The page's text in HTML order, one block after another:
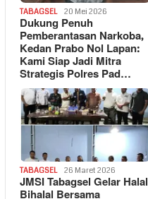
TABAGSEL 20 Mei 2026
Dukung Penuh
Pemberantasan Narkoba,
Kedan Prabo Nol Lapan:
Kami Siap Jadi Mitra
Strategis Polres Pad…
TABAGSEL 26 Maret 2026
JMSI Tabagsel Gelar Halal